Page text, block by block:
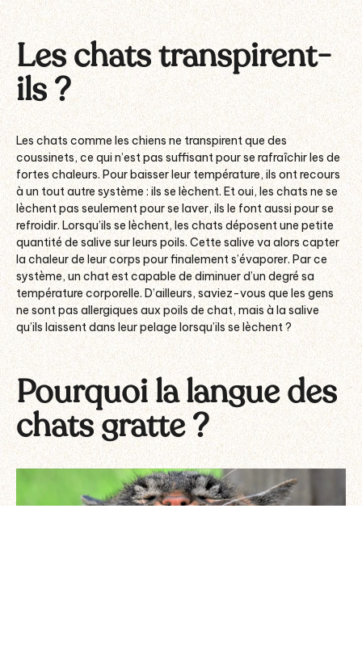
Les chats transpirent-
ils ?
Les chats comme les chiens ne transpirent que des
coussinets, ce qui n’est pas suffisant pour se rafraîchir les de
fortes chaleurs. Pour baisser leur température, ils ont recours
à un tout autre système : ils se lèchent. Et oui, les chats ne se
lèchent pas seulement pour se laver, ils le font aussi pour se
refroidir. Lorsqu’ils se lèchent, les chats déposent une petite
quantité de salive sur leurs poils. Cette salive va alors capter
la chaleur de leur corps pour finalement s’évaporer. Par ce
système, un chat est capable de diminuer d’un degré sa
température corporelle. D’ailleurs, saviez-vous que les gens
ne sont pas allergiques aux poils de chat, mais à la salive
qu’ils laissent dans leur pelage lorsqu’ils se lèchent ?
Pourquoi la langue des
chats gratte ?